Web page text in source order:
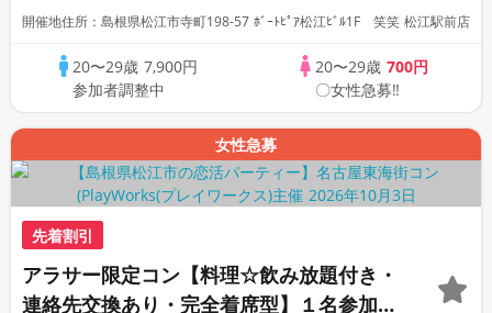
開催地住所：島根県松江市寺町198-57 ﾎﾞｰﾄﾋﾟｱ松江ﾋﾞﾙ1F 笑笑 松江駅前店
20〜29歳 7,900円
参加者調整中
20〜29歳 700円
〇女性急募‼
女性急募
先着割引
アラサー限定コン【料理☆飲み放題付き・
連絡先交換あり・完全着席型】１名参加多